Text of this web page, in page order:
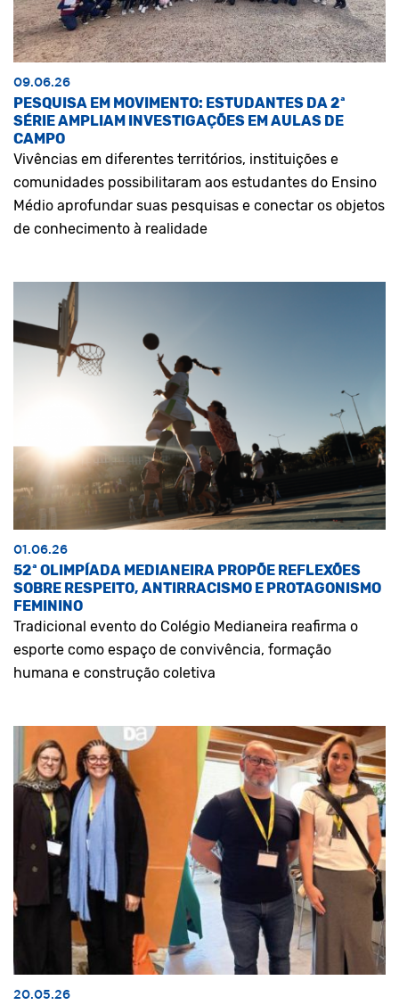
09.06.26
PESQUISA EM MOVIMENTO: ESTUDANTES DA 2ª
SÉRIE AMPLIAM INVESTIGAÇÕES EM AULAS DE
CAMPO
Vivências em diferentes territórios, instituições e
comunidades possibilitaram aos estudantes do Ensino
Médio aprofundar suas pesquisas e conectar os objetos
de conhecimento à realidade
01.06.26
52ª OLIMPÍADA MEDIANEIRA PROPÕE REFLEXÕES
SOBRE RESPEITO, ANTIRRACISMO E PROTAGONISMO
FEMININO
Tradicional evento do Colégio Medianeira reafirma o
esporte como espaço de convivência, formação
humana e construção coletiva
20.05.26